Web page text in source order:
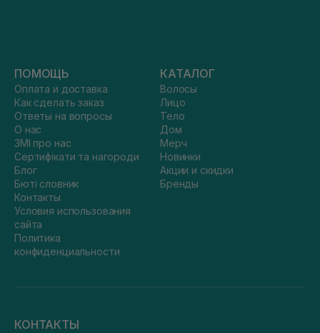
ПОМОЩЬ
Оплата и доставка
Как сделать заказ
Ответы на вопросы
О нас
ЗМІ про нас
Сертифікати та нагороди
Блог
Бюті словник
Контакты
Условия использования
сайта
Политика
конфиденциальности
КАТАЛОГ
Волосы
Лицо
Тело
Дом
Мерч
Новинки
Акции и скидки
Бренды
КОНТАКТЫ